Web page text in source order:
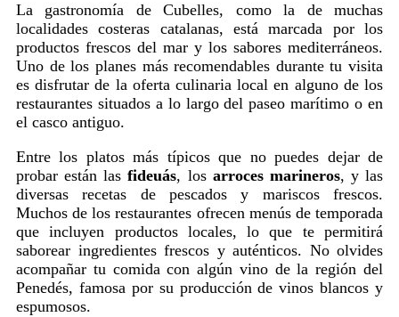
La gastronomía de Cubelles, como la de muchas
localidades costeras catalanas, está marcada por los
productos frescos del mar y los sabores mediterráneos.
Uno de los planes más recomendables durante tu visita
es disfrutar de la oferta culinaria local en alguno de los
restaurantes situados a lo largo del paseo marítimo o en
el casco antiguo.
Entre los platos más típicos que no puedes dejar de
probar están lasfideuás, los arroces marineros, y las
diversas recetas de pescados y mariscos frescos.
Muchos de los restaurantes ofrecen menús de temporada
que incluyen productos locales, lo que te permitirá
saborear ingredientes frescos y auténticos. No olvides
acompañar tu comida con algún vino de la región del
Penedés, famosa por su producción de vinos blancos y
espumosos.